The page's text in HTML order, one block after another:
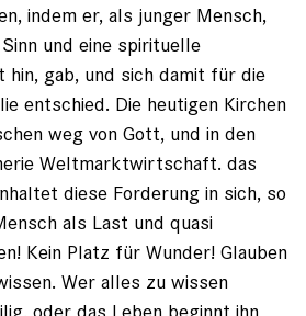
indem er, als junger Mensch,
und eine spirituelle
gab, und sich damit für die
entschied. Die heutigen Kirchen
weg von Gott, und in den
Weltmarktwirtschaft. das
diese Forderung in sich, so
als Last und quasi
Kein Platz für Wunder! Glauben
Wer alles zu wissen